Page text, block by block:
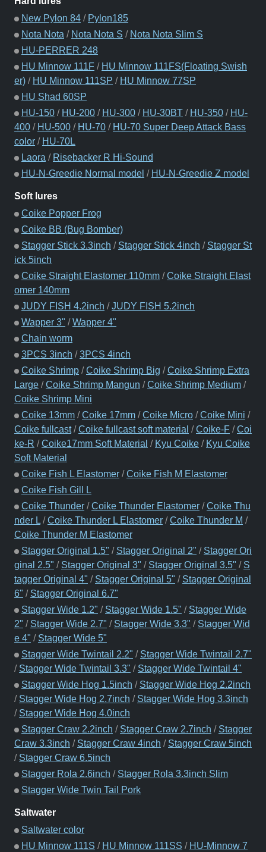
New Pylon 84 / Pylon185
Nota Nota / Nota Nota S / Nota Nota Slim S
HU-PERRER 248
HU Minnow 111F / HU Minnow 111FS(Floating Swish
er) / HU Minnow 111SP / HU Minnow 77SP
HU Shad 60SP
HU-150 / HU-200 / HU-300 / HU-30BT / HU-350 / HU-
400 / HU-500 / HU-70 / HU-70 Super Deep Attack Bass
color / HU-70L
Laora / Risebacker R Hi-Sound
HU-N-Greedie Normal model / HU-N-Greedie Z model
Soft lures
Coike Popper Frog
Coike BB (Bug Bomber)
Stagger Stick 3.3inch / Stagger Stick 4inch / Stagger St
ick 5inch
Coike Straight Elastomer 110mm /Coike Straight Elast
omer 140mm
JUDY FISH 4.2inch /JUDY FISH 5.2inch
Wapper 3" /Wapper 4"
Chain worm
3PCS 3inch /3PCS 4inch
Coike Shrimp /Coike Shrimp Big /Coike Shrimp Extra
Large /Coike Shrimp Mangun /Coike Shrimp Medium /
Coike Shrimp Mini
Coike 13mm /Coike 17mm /Coike Micro /Coike Mini /
Coike fullcast/Coike fullcast soft material /Coike-F /Coi
ke-R /Coike17mm Soft Material / Kyu Coike / Kyu Coike
Soft Material
Coike Fish L Elastomer /Coike Fish M Elastomer
Coike Fish Gill L
Coike Thunder /Coike Thunder Elastomer /Coike Thu
nder L/Coike Thunder L Elastomer /Coike Thunder M /
Coike Thunder M Elastomer
Stagger Original 1.5" / Stagger Original 2" / Stagger Ori
ginal 2.5" / Stagger Original 3" / Stagger Original 3.5" / S
tagger Original 4" / Stagger Original 5" / Stagger Original
6" / Stagger Original 6.7"
Stagger Wide 1.2" / Stagger Wide 1.5" / Stagger Wide
2" / Stagger Wide 2.7" / Stagger Wide 3.3" / Stagger Wid
e 4" / Stagger Wide 5"
Stagger Wide Twintail 2.2" / Stagger Wide Twintail 2.7"
/ Stagger Wide Twintail 3.3" / Stagger Wide Twintail 4"
Stagger Wide Hog 1.5inch / Stagger Wide Hog 2.2inch
/ Stagger Wide Hog 2.7inch / Stagger Wide Hog 3.3inch
/ Stagger Wide Hog 4.0inch
Stagger Craw 2.2inch / Stagger Craw 2.7inch / Stagger
Craw 3.3inch / Stagger Craw 4inch / Stagger Craw 5inch
/ Stagger Craw 6.5inch
Stagger Rola 2.6inch / Stagger Rola 3.3inch Slim
Stagger Wide Twin Tail Pork
Saltwater
Saltwater color
HU Minnow 111S / HU Minnow 111SS / HU-Minnow 7